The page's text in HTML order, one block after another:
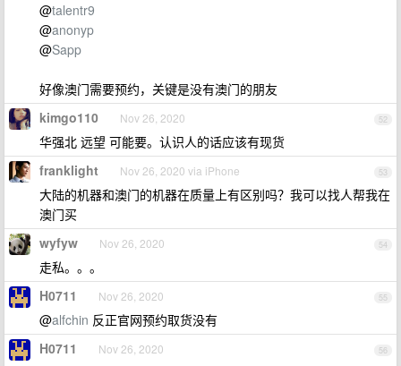
@talentr9
@anonyp
@Sapp
好像澳门需要预约，关键是没有澳门的朋友
52
kimgo110 Nov 26, 2020
华强北 远望 可能要。认识人的话应该有现货
53
franklight Nov 26, 2020 via iPhone
大陆的机器和澳门的机器在质量上有区别吗？我可以找人帮我在
澳门买
54
wyfyw Nov 26, 2020
走私。。。
55
H0711 Nov 26, 2020
@alfchin 反正官网预约取货没有
56
H0711 Nov 26, 2020